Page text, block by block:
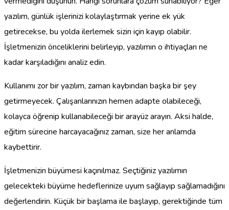
yazılım, günlük işlerinizi kolaylaştırmak yerine ek yük
getirecekse, bu yolda ilerlemek sizin için kayıp olabilir.
İşletmenizin önceliklerini belirleyip, yazılımın o ihtiyaçları ne
kadar karşıladığını analiz edin.
Kullanımı zor bir yazılım, zaman kaybından başka bir şey
getirmeyecek. Çalışanlarınızın hemen adapte olabileceği,
kolayca öğrenip kullanabileceği bir arayüz arayın. Aksi halde,
eğitim sürecine harcayacağınız zaman, size her anlamda
kaybettirir.
İşletmenizin büyümesi kaçınılmaz. Seçtiğiniz yazılımın
gelecekteki büyüme hedeflerinize uyum sağlayıp sağlamadığını
değerlendirin. Küçük bir başlama ile başlayıp, gerektiğinde tüm